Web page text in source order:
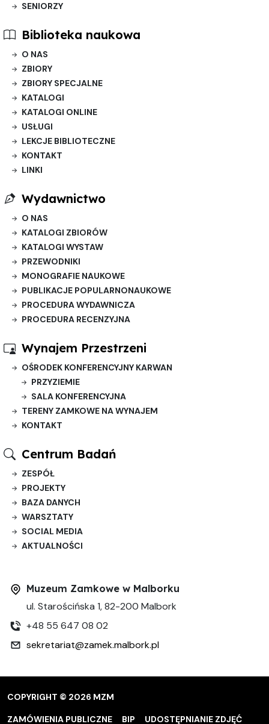
SENIORZY
Biblioteka naukowa
O NAS
ZBIORY
ZBIORY SPECJALNE
KATALOGI
KATALOGI ONLINE
USŁUGI
LEKCJE BIBLIOTECZNE
KONTAKT
LINKI
Wydawnictwo
O NAS
KATALOGI ZBIORÓW
KATALOGI WYSTAW
PRZEWODNIKI
MONOGRAFIE NAUKOWE
PUBLIKACJE POPULARNONAUKOWE
PROCEDURA WYDAWNICZA
PROCEDURA RECENZYJNA
Wynajem Przestrzeni
OŚRODEK KONFERENCYJNY KARWAN
PRZYZIEMIE
SALA KONFERENCYJNA
TERENY ZAMKOWE NA WYNAJEM
KONTAKT
Centrum Badań
ZESPÓŁ
PROJEKTY
BAZA DANYCH
WARSZTATY
SOCIAL MEDIA
AKTUALNOŚCI
Muzeum Zamkowe w Malborku
ul. Starościńska 1, 82-200 Malbork
+48 55 647 08 02
sekretariat@zamek.malbork.pl
COPYRIGHT © 2026 MZM
ZAMÓWIENIA PUBLICZNE BIP UDOSTĘPNIANIE ZDJĘĆ